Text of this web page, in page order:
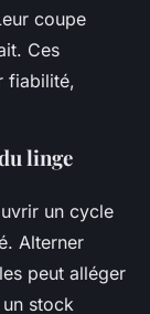
coupe
Ces
fiabilité,
linge
un cycle
Alterner
peut alléger
un stock